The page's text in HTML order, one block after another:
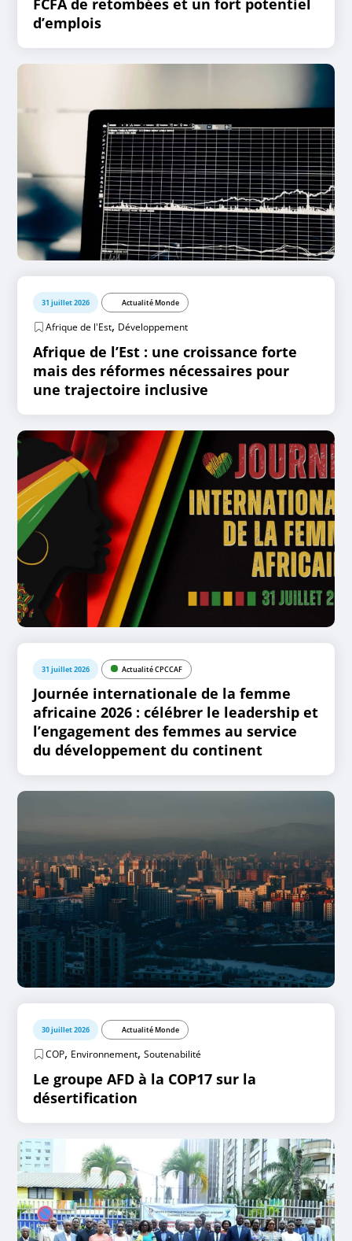
FCFA de retombées et un fort potentiel
d’emplois
31 juillet 2026 Actualité Monde
Afrique de l'Est, Développement
Afrique de l’Est : une croissance forte
mais des réformes nécessaires pour
une trajectoire inclusive
31 juillet 2026 Actualité CPCCAF
Journée internationale de la femme
africaine 2026 : célébrer le leadership et
l’engagement des femmes au service
du développement du continent
30 juillet 2026 Actualité Monde
COP, Environnement,Soutenabilité
Le groupe AFD à la COP17 sur la
désertification